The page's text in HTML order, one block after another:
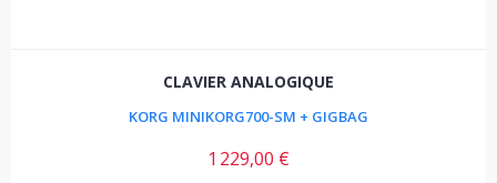
CLAVIER ANALOGIQUE
KORG MINIKORG700-SM + GIGBAG
1 229,00 €